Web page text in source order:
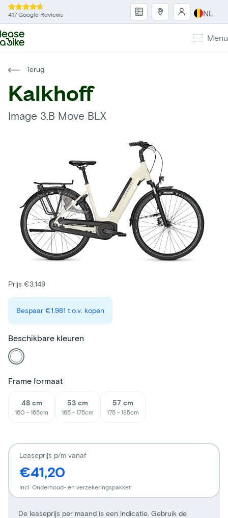
417 Google Reviews NL
Menu
Terug
Kalkhoff
Image 3.B Move BLX
Prijs €3.149
Bespaar €1.981 t.o.v. kopen
Beschikbare kleuren
Frame formaat
48 cm
160 - 165cm
53 cm
165 - 175cm
57 cm
175 - 185cm
De leaseprijs per maand is een indicatie. Gebruik de
Leaseprijs p/m vanaf
€41,20
Incl. Onderhoud- en verzekeringspakket: